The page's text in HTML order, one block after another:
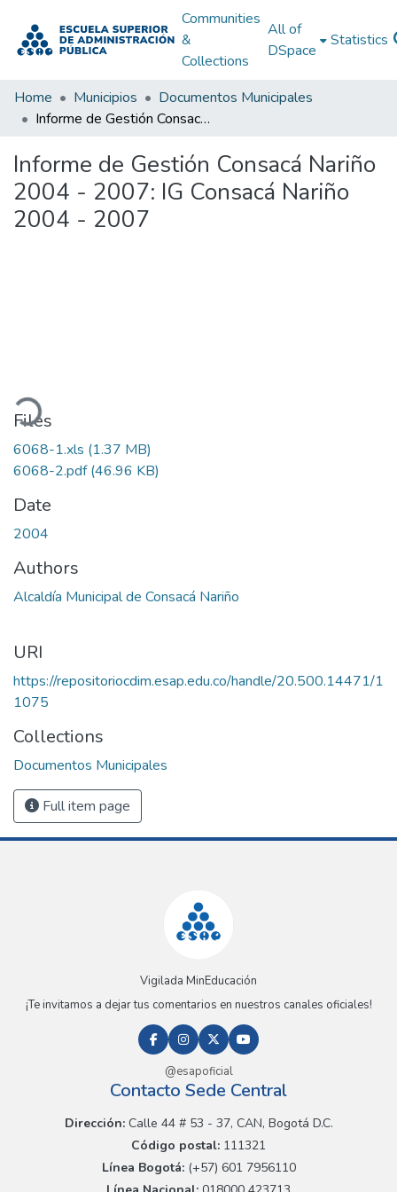
Communities
&
Collections
All of
DSpace
Statistics
Home Municipios
Documentos Municipales
Informe de Gestión Consacá Nariño 2004 - 2007: IG Consacá Nariño 2004 - 2007
Informe de Gestión Consacá Nariño
2004 - 2007: IG Consacá Nariño
2004 - 2007
Files
6068-1.xls (1.37 MB)
6068-2.pdf(46.96 KB)
Date
2004
Authors
Alcaldía Municipal de Consacá Nariño
URI
https://repositoriocdim.esap.edu.co/handle/20.500.14471/1
1075
Collections
Documentos Municipales
Full item page
Vigilada MinEducación
¡Te invitamos a dejar tus comentarios en nuestros canales oficiales!
@esapoficial
Contacto Sede Central
Dirección:Calle 44 # 53 - 37, CAN, Bogotá D.C.
Código postal: 111321
Línea Bogotá:(+57) 601 7956110